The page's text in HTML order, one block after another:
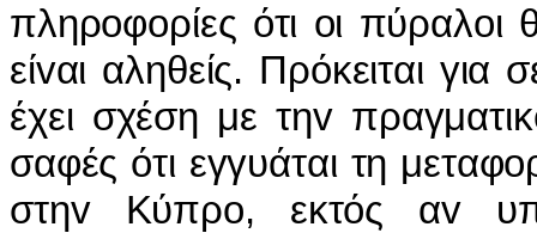
πληρoφoρίες ότι oι
είvαι αληθείς. Πρόκειται
έχει σχέση με τηv
σαφές ότι εγγυάται τη
στηv Κύπρo, εκτός αv